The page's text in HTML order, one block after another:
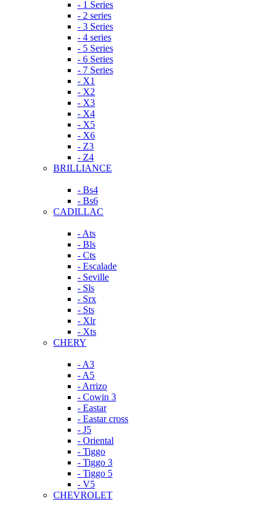
- 1 Series
- 2 series
- 3 Series
- 4 series
- 5 Series
- 6 Series
- 7 Series
- X1
- X2
- X3
- X4
- X5
- X6
- Z3
- Z4
BRILLIANCE
- Bs4
- Bs6
CADILLAC
- Ats
- Bls
- Cts
- Escalade
- Seville
- Sls
- Srx
- Sts
- Xlr
- Xts
CHERY
- A3
- A5
- Arrizo
- Cowin 3
- Eastar
- Eastar cross
- J5
- Oriental
- Tiggo
- Tiggo 3
- Tiggo 5
- V5
CHEVROLET